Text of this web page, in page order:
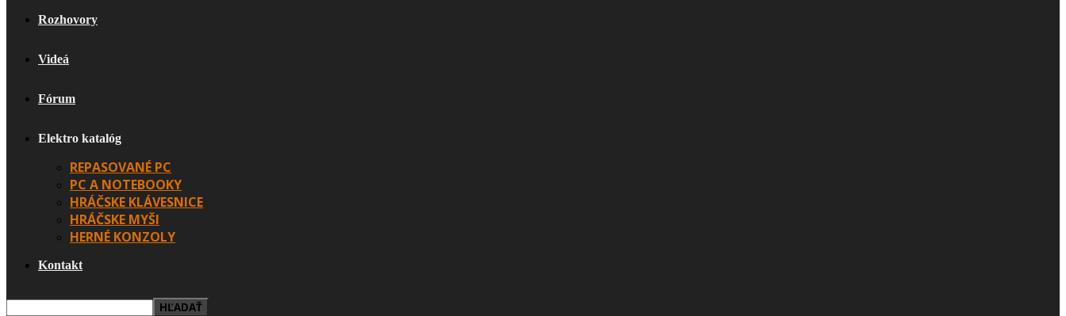
Rozhovory
Videá
Fórum
Elektro katalóg
REPASOVANÉ PC
PC A NOTEBOOKY
HRÁČSKE KLÁVESNICE
HRÁČSKE MYŠI
HERNÉ KONZOLY
Kontakt